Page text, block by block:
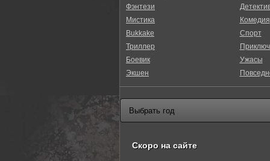
Фэнтези
Мистика
Bukkake
Триллер
Боевик
Экшен
Комедия
Спорт
Ужасы
Скоро на сайте